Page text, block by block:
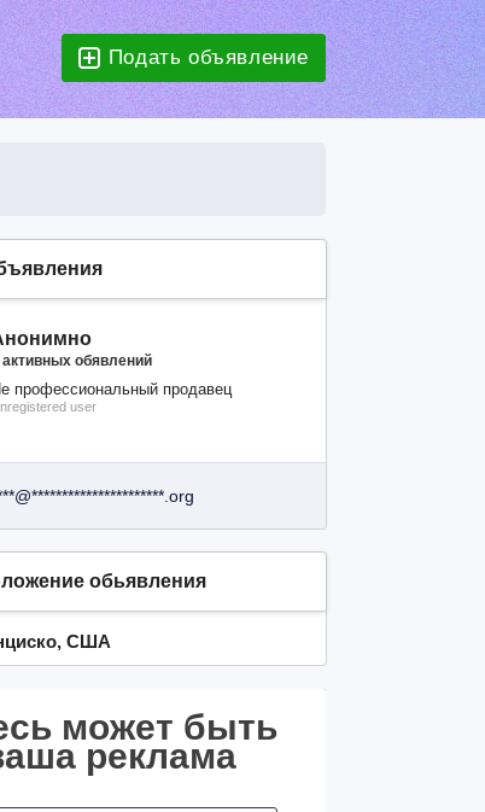
Подать объявление
активных обявлений
профессиональный продавец
user
обьявления
США
может быть
реклама